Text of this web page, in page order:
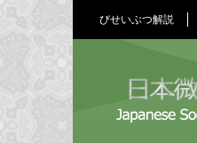
びせいぶつ解説